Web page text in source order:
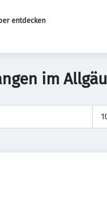
entdecken
im Allgäu